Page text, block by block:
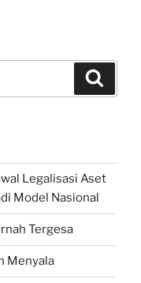
Legalisasi Aset
Model Nasional
Tergesa
Menyala